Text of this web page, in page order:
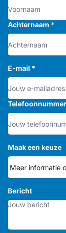
Achternaam *
E-mail *
Telefoonnummer
Maak een keuze
Bericht